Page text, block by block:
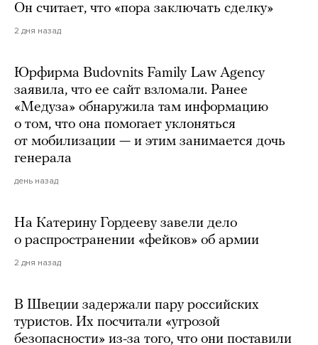
Он считает, что «пора заключать сделку»
2 дня назад
Юрфирма Budovnits Family Law Agency
заявила, что ее сайт взломали. Ранее
«Медуза» обнаружила там информацию
о том, что она помогает уклоняться
от мобилизации — и этим занимается дочь
генерала
день назад
На Катерину Гордееву завели дело
о распространении «фейков» об армии
2 дня назад
В Швеции задержали пару российских
туристов. Их посчитали «угрозой
безопасности» из-за того, что они поставили